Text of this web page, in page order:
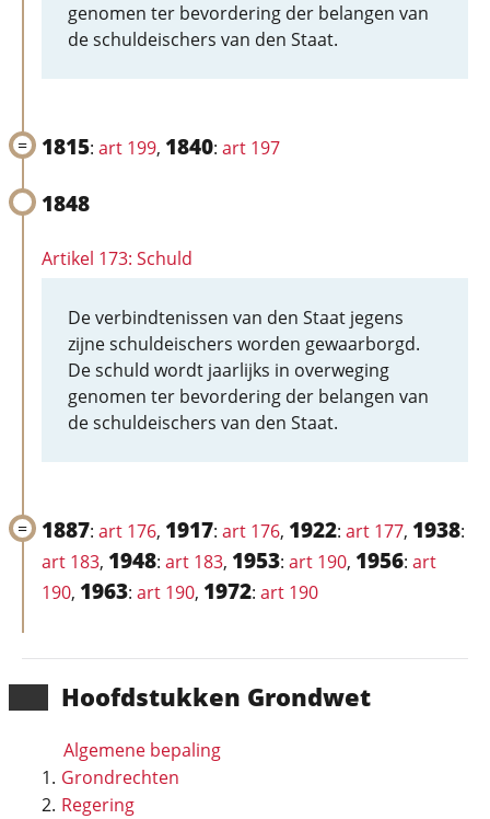
Hoofd­stukken Grondwet
Algemene bepaling
Grondrechten
Regering
genomen ter bevordering der belangen van
de schuldeischers van den Staat.
1815: art 199, 1840: art 197
1848
Artikel 173: Schuld
De verbindtenissen van den Staat jegens
zijne schuldeischers worden gewaarborgd.
De schuld wordt jaarlijks in overweging
genomen ter bevordering der belangen van
de schuldeischers van den Staat.
1887: art 176, 1917: art 176, 1922: art 177, 1938:
art 183, 1948: art 183, 1953: art 190, 1956: art
190, 1963: art 190, 1972: art 190